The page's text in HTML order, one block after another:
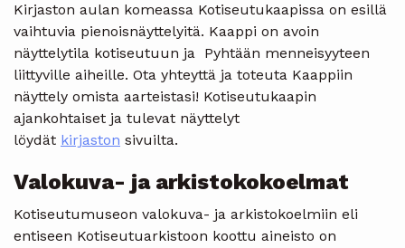
Kirjaston aulan komeassa Kotiseutukaapissa on esillä
vaihtuvia pienoisnäyttelyitä. Kaappi on avoin
näyttelytila kotiseutuun ja Pyhtään menneisyyteen
liittyville aiheille. Ota yhteyttä ja toteuta Kaappiin
näyttely omista aarteistasi! Kotiseutukaapin
ajankohtaiset ja tulevat näyttelyt
löydät kirjaston sivuilta.
Valokuva- ja arkistokokoelmat
Kotiseutumuseon valokuva- ja arkistokoelmiin eli
entiseen Kotiseutuarkistoon koottu aineisto on